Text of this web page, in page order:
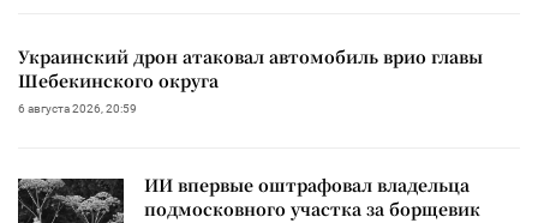
Украинский дрон атаковал автомобиль врио главы
Шебекинского округа
6 августа 2026, 20:59
ИИ впервые оштрафовал владельца
подмосковного участка за борщевик